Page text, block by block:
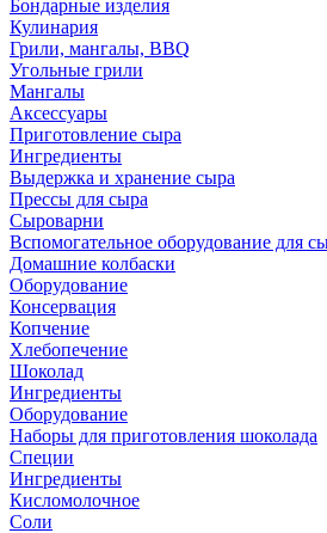
Бондарные изделия
Кулинария
Грили, мангалы, BBQ
Угольные грили
Мангалы
Аксессуары
Приготовление сыра
Ингредиенты
Выдержка и хранение сыра
Прессы для сыра
Сыроварни
Вспомогательное оборудование для
Домашние колбаски
Оборудование
Консервация
Копчение
Хлебопечение
Шоколад
Ингредиенты
Оборудование
Наборы для приготовления шоколада
Специи
Ингредиенты
Кисломолочное
Соли